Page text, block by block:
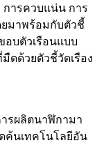
การควบแน่น การ
มาพร้อมกับตัวชี้
อบตัวเรือนแบบ
ดด้วยตัวชี้วัดเรือง
รผลิตนาฬิกามา
ค้นเทคโนโลยีอัน